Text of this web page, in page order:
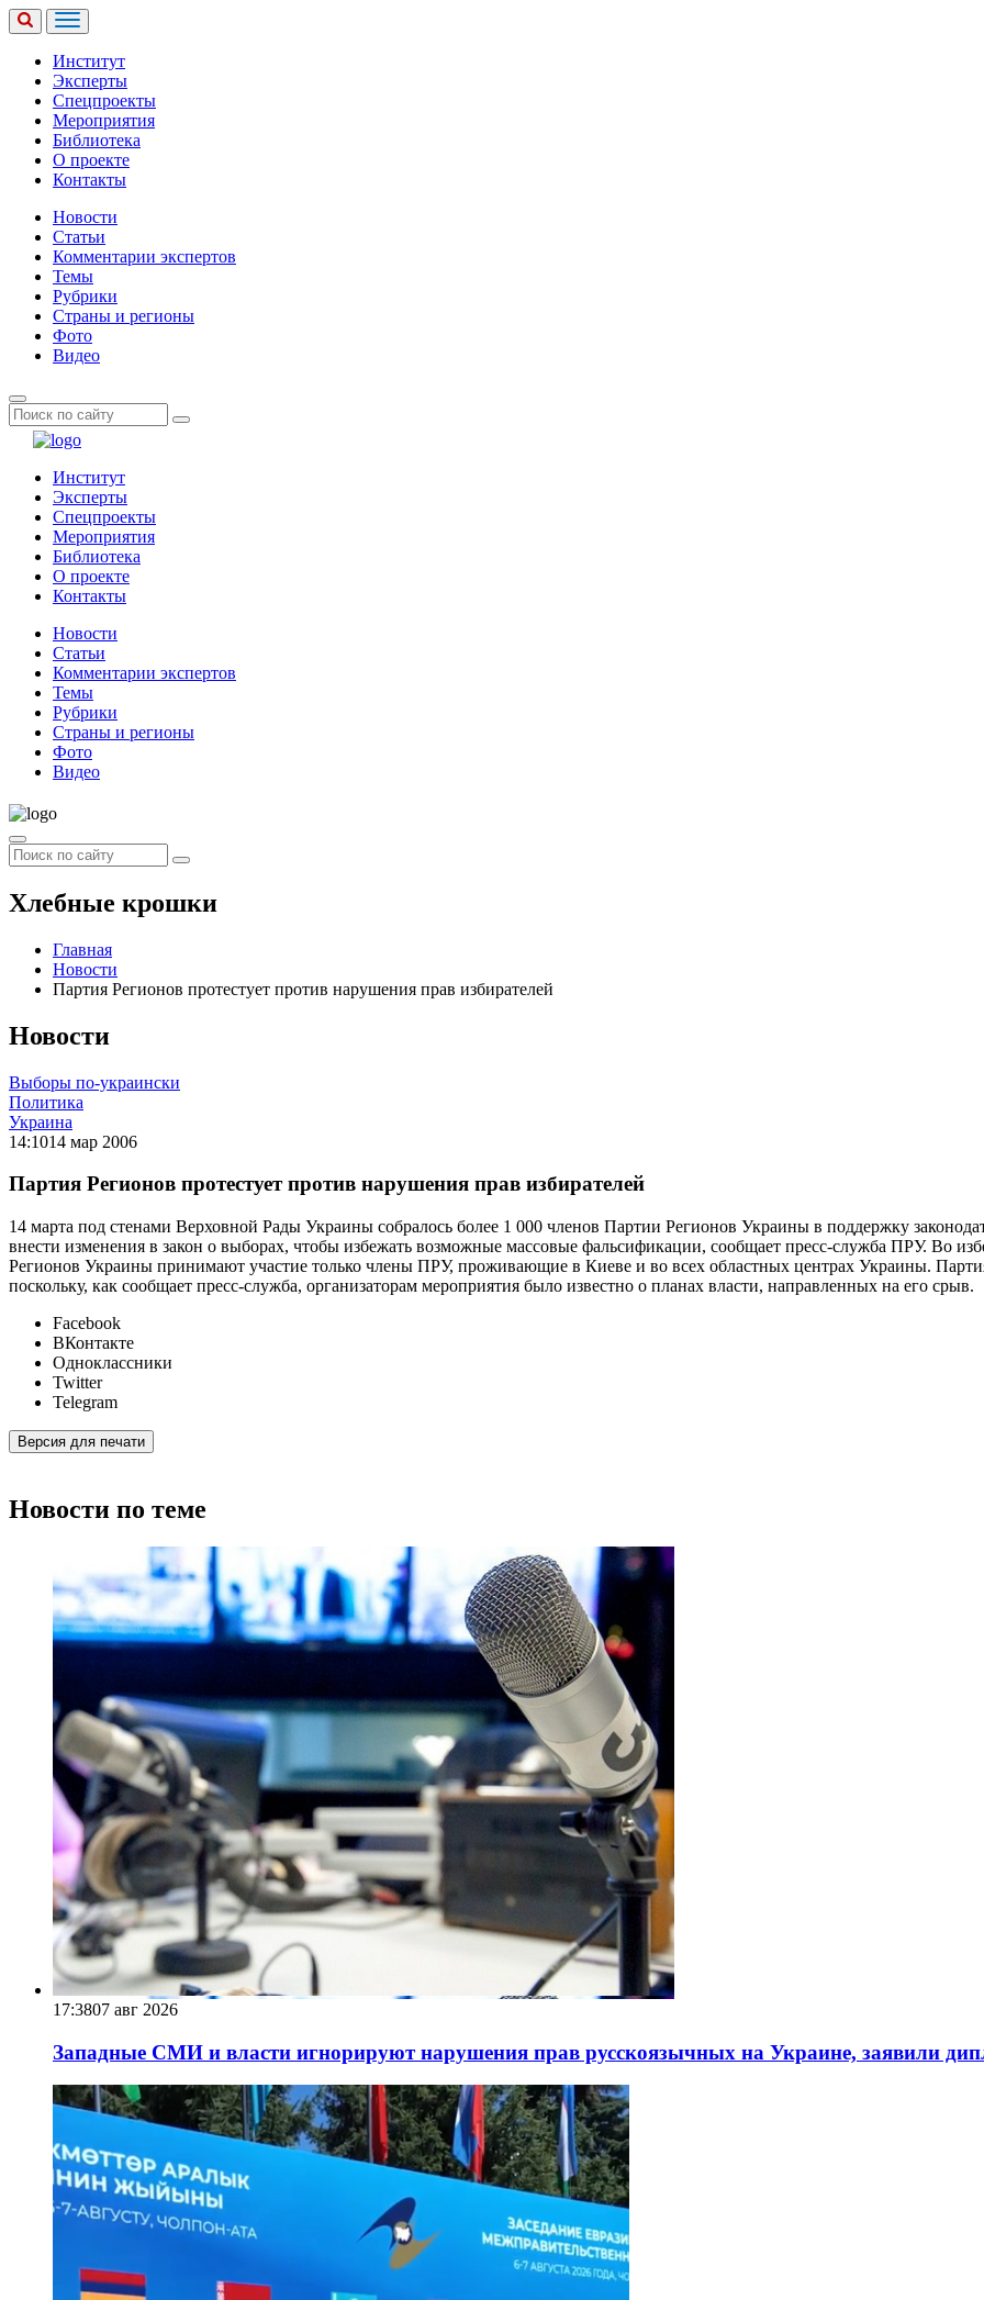
Институт
Эксперты
Спецпроекты
Мероприятия
Библиотека
О проекте
Контакты
Новости
Статьи
Комментарии экспертов
Темы
Рубрики
Страны и регионы
Фото
Видео
Институт
Эксперты
Спецпроекты
Мероприятия
Библиотека
О проекте
Контакты
Новости
Статьи
Комментарии экспертов
Темы
Рубрики
Страны и регионы
Фото
Видео
Хлебные крошки
Главная
Новости
Партия Регионов протестует против нарушения прав избирателей
Новости
Выборы по-украински
Политика
Украина
14:1014 мар 2006
Партия Регионов протестует против нарушения прав избирателей
14 марта под стенами Верховной Рады Украины собралось более 1 000 членов Партии Регионов Украины в поддержку
внести изменения в закон о выборах, чтобы избежать возможные массовые фальсификации, сообщает пресс-служба ПРУ. Во
Регионов Украины принимают участие только члены ПРУ, проживающие в Киеве и во всех областных центрах Украины.
поскольку, как сообщает пресс-служба, организаторам мероприятия было известно о планах власти, направленных на его срыв.
Facebook
ВКонтакте
Одноклассники
Twitter
Telegram
Версия для печати
Новости по теме
17:3807 авг 2026
Западные СМИ и власти игнорируют нарушения прав русскоязычных на Украине, заявили